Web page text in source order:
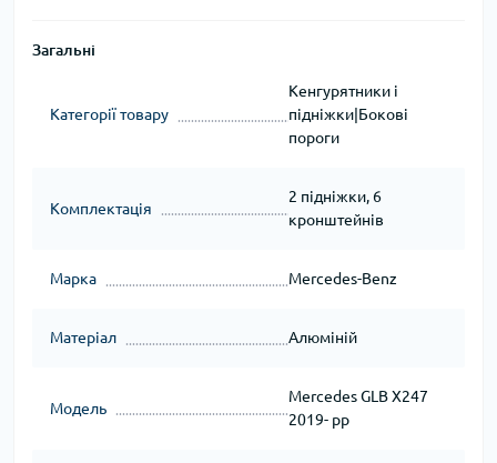
Загальні
Категорії товару
Кенгурятники і
підніжки|Бокові
пороги
Комплектація
2 підніжки, 6
кронштейнів
Марка Mercedes-Benz
Матеріал Алюміній
Модель
Mercedes GLB X247
2019- рр